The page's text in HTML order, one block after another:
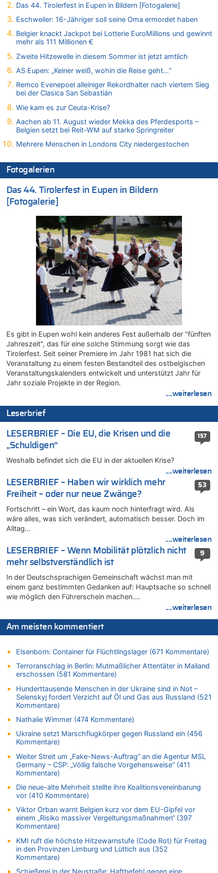
Leipzig, Mechernich und die Frage: Wer steckt hinter den
Drohnen mit Strengstoff? War es Russland?
08.08.2026 - 20:49 von Marcel Scholzen Eimerscheid zu
Leipzig, Mechernich und die Frage: Wer steckt hinter den
Wasserstand des Rheins in NRW so niedrig wie noch nie
Leipzig, Mechernich und die Frage: Wer steckt hinter den
Drohnen mit Strengstoff? War es Russland?
08.08.2026 - 20:20 von Joseph Meyer zu
Leipzig, Mechernich und die Frage: Wer steckt hinter den
08.08.2026 - 20:19 von Peter G zu
Zwölf Jahre nach Aachener Bankraub: 70-Jähriger gefasst
08.08.2026 - 20:17 von Russentrolle zu
Leipzig, Mechernich und die Frage: Wer steckt hinter den
Drohnen mit Strengstoff? War es Russland?
08.08.2026 - 20:16 von Dax zu
Wasserstand des Rheins in NRW so niedrig wie noch nie
08.08.2026 - 20:13 von Dax zu
Zweite Hitzewelle in diesem Sommer ist jetzt amtlich
08.08.2026 - 20:09 von Dax zu
Zweite Hitzewelle in diesem Sommer ist jetzt amtlich
08.08.2026 - 20:06 von Dax zu
Zweite Hitzewelle in diesem Sommer ist jetzt amtlich
08.08.2026 - 19:00 von Peter G zu
Leipzig, Mechernich und die Frage: Wer steckt hinter den
Drohnen mit Strengstoff? War es Russland?
08.08.2026 - 18:48 von Marcel Scholzen Eimerscheid zu
Leipzig, Mechernich und die Frage: Wer steckt hinter den
Drohnen mit Strengstoff? War es Russland?
08.08.2026 - 18:41 von JoKrings zu
Leipzig, Mechernich und die Frage: Wer steckt hinter den
08.08.2026 - 18:39 von JoKrings zu
Leipzig, Mechernich und die Frage: Wer steckt hinter den
Drohnen mit Strengstoff? War es Russland?
08.08.2026 - 18:07 von Hubert F. zu
Belgier knackt Jackpot bei Lotterie EuroMillions und gewinnt
mehr als 111 Millionen €
08.08.2026 - 17:46 von Der Alte zu
Belgier knackt Jackpot bei Lotterie EuroMillions und gewinnt
mehr als 111 Millionen €
08.08.2026 - 17:45 von Der Alte zu
Zwölf Jahre nach Aachener Bankraub: 70-Jähriger gefasst
08.08.2026 - 17:43 von Der Alte zu
Leipzig, Mechernich und die Frage: Wer steckt hinter den
Drohnen mit Strengstoff? War es Russland?
08.08.2026 - 17:16 von Bingo zu
Zweite Hitzewelle in diesem Sommer ist jetzt amtlich
08.08.2026 - 16:20 von Russentrolle zu
Leipzig, Mechernich und die Frage: Wer steckt hinter den
08.08.2026 - 15:34 von JoKrings zu
Leipzig, Mechernich und die Frage: Wer steckt hinter den
08.08.2026 - 15:32 von 5/11 zu
Mehrere Menschen in Londons City niedergestochen
08.08.2026 - 15:19 von Guido Scholzen zu
Leipzig, Mechernich und die Frage: Wer steckt hinter den
Drohnen mit Strengstoff? War es Russland?
Belgier knackt Jackpot bei Lotterie EuroMillions und gewinnt
mehr als 111 Millionen €
08.08.2026 - 14:47 von Peer Wermuth zu
Leipzig, Mechernich und die Frage: Wer steckt hinter den
Drohnen mit Strengstoff? War es Russland?
08.08.2026 - 14:29 von Achso Dax zu
In Belgien missachten zwei von drei Autofahrern das
Tempolimit in 30er-Zonen – Untersuchung von Vias
08.08.2026 - 13:23 von Hugo Egon Bernhard von Sinnen zu
Leipzig, Mechernich und die Frage: Wer steckt hinter den
Drohnen mit Strengstoff? War es Russland?
08.08.2026 - 13:03 von WK zu
Kollision zwischen Autofahrer und Radfahrer an RAVeL-Weg
Das 44. Tirolerfest in Eupen in Bildern [Fotogalerie]
Eschweiler: 16-Jähriger soll seine Oma ermordet haben
Belgier knackt Jackpot bei Lotterie EuroMillions und gewinnt
mehr als 111 Millionen €
Zweite Hitzewelle in diesem Sommer ist jetzt amtlich
AS Eupen: „Keiner weiß, wohin die Reise geht…“
Remco Evenepoel alleiniger Rekordhalter nach viertem Sieg
bei der Clasica San Sebastián
Wie kam es zur Ceuta-Krise?
Aachen ab 11. August wieder Mekka des Pferdesports –
Belgien setzt bei Reit-WM auf starke Springreiter
Mehrere Menschen in Londons City niedergestochen
Fotogalerien
Das 44. Tirolerfest in Eupen in Bildern
[Fotogalerie]
Es gibt in Eupen wohl kein anderes Fest außerhalb der "fünften
Jahreszeit", das für eine solche Stimmung sorgt wie das
Tirolerfest. Seit seiner Premiere im Jahr 1981 hat sich die
Veranstaltung zu einem festen Bestandteil des ostbelgischen
Veranstaltungskalenders entwickelt und unterstützt Jahr für
Jahr soziale Projekte in der Region.
....weiterlesen
Leserbrief
157
LESERBRIEF – Die EU, die Krisen und die
„Schuldigen“
Weshalb befindet sich die EU in der aktuellen Krise?
....weiterlesen
53
LESERBRIEF – Haben wir wirklich mehr
Freiheit – oder nur neue Zwänge?
Fortschritt – ein Wort, das kaum noch hinterfragt wird. Als
wäre alles, was sich verändert, automatisch besser. Doch im
Alltag…
....weiterlesen
9
LESERBRIEF – Wenn Mobilität plötzlich nicht
mehr selbstverständlich ist
In der Deutschsprachigen Gemeinschaft wächst man mit
einem ganz bestimmten Gedanken auf: Hauptsache so schnell
wie möglich den Führerschein machen….
....weiterlesen
Am meisten kommentiert
Elsenborn: Container für Flüchtlingslager (671 Kommentare)
Terroranschlag in Berlin: Mutmaßlicher Attentäter in Mailand
erschossen (581 Kommentare)
Hunderttausende Menschen in der Ukraine sind in Not –
Selenskyj fordert Verzicht auf Öl und Gas aus Russland (521
Kommentare)
Nathalie Wimmer (474 Kommentare)
Ukraine setzt Marschflugkörper gegen Russland ein (456
Kommentare)
Weiter Streit um „Fake-News-Auftrag“ an die Agentur MSL
Germany – CSP: „Völlig falsche Vorgehensweise“ (411
Kommentare)
Die neue-alte Mehrheit stellte ihre Koalitionsvereinbarung
vor (410 Kommentare)
Viktor Orban warnt Belgien kurz vor dem EU-Gipfel vor
einem „Risiko massiver Vergeltungsmaßnahmen“ (397
Kommentare)
KMI ruft die höchste Hitzewarnstufe (Code Rot) für Freitag
in den Provinzen Limburg und Lüttich aus (352
Kommentare)
Schießerei in der Neustraße: Haftbefehl gegen eine